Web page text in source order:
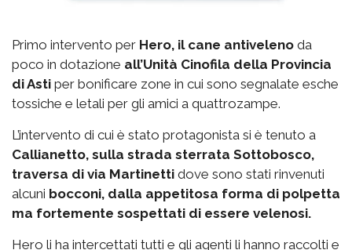
Primo intervento per Hero, il cane antiveleno da
poco in dotazione all’Unità Cinofila della Provincia
di Asti per bonificare zone in cui sono segnalate esche
tossiche e letali per gli amici a quattrozampe.
L’intervento di cui è stato protagonista si è tenuto a
Callianetto, sulla strada sterrata Sottobosco,
traversa di via Martinetti dove sono stati rinvenuti
alcuni bocconi, dalla appetitosa forma di polpetta
ma fortemente sospettati di essere velenosi.
Hero li ha intercettati tutti e gli agenti li hanno raccolti e